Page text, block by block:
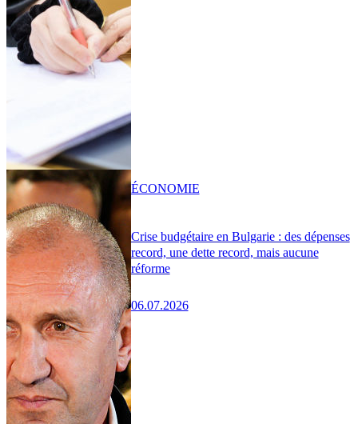
Crise budgétaire en Bulgarie : des dépenses
record, une dette record, mais aucune
réforme
06.07.2026
ÉCONOMIE